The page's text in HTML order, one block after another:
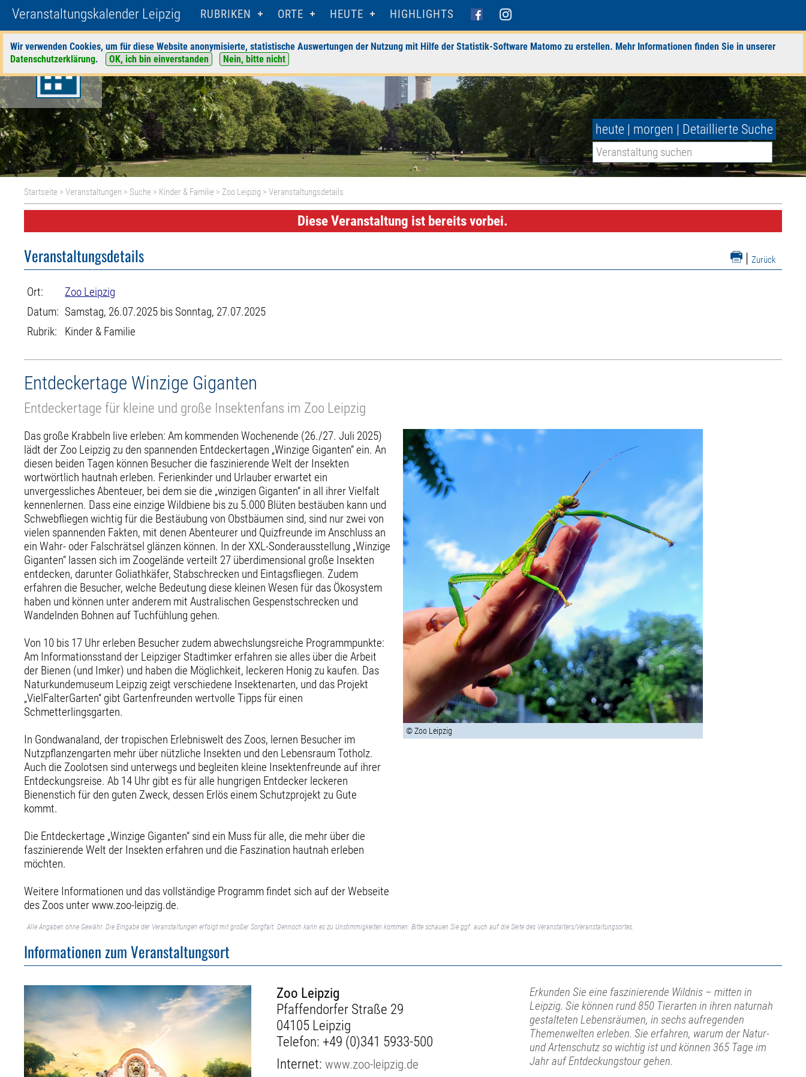
Veranstaltungskalender Leipzig RUBRIKEN ORTE HEUTE HIGHLIGHTS
Wir verwenden Cookies, um für diese Website anonymisierte, statistische Auswertungen der Nutzung mit Hilfe der Statistik-Software Matomo zu erstellen. Mehr Informationen finden Sie in unserer
Datenschutzerklärung. OK, ich bin einverstanden Nein, bitte nicht
heute | morgen | Detaillierte Suche
Startseite >Veranstaltungen > Suche > Kinder & Familie >Zoo Leipzig > Veranstaltungsdetails
Diese Veranstaltung ist bereits vorbei.
| Zurück
Veranstaltungsdetails
Ort:
Zoo Leipzig
Datum: Samstag, 26.07.2025 bis Sonntag, 27.07.2025
Rubrik:
Kinder & Familie
Entdeckertage Winzige Giganten
Entdeckertage für kleine und große Insektenfans im Zoo Leipzig
Das große Krabbeln live erleben: Am kommenden Wochenende (26./27. Juli 2025)
lädt der Zoo Leipzig zu den spannenden Entdeckertagen „Winzige Giganten“ ein. An
diesen beiden Tagen können Besucher die faszinierende Welt der Insekten
wortwörtlich hautnah erleben. Ferienkinder und Urlauber erwartet ein
unvergessliches Abenteuer, bei dem sie die „winzigen Giganten“ in all ihrer Vielfalt
kennenlernen. Dass eine einzige Wildbiene bis zu 5.000 Blüten bestäuben kann und
Schwebfliegen wichtig für die Bestäubung von Obstbäumen sind, sind nur zwei von
vielen spannenden Fakten, mit denen Abenteurer und Quizfreunde im Anschluss an
ein Wahr- oder Falschrätsel glänzen können. In der XXL-Sonderausstellung „Winzige
Giganten“ lassen sich im Zoogelände verteilt 27 überdimensional große Insekten
entdecken, darunter Goliathkäfer, Stabschrecken und Eintagsfliegen. Zudem
erfahren die Besucher, welche Bedeutung diese kleinen Wesen für das Ökosystem
haben und können unter anderem mit Australischen Gespenstschrecken und
Wandelnden Bohnen auf Tuchfühlung gehen.
Von 10 bis 17 Uhr erleben Besucher zudem abwechslungsreiche Programmpunkte:
Am Informationsstand der Leipziger Stadtimker erfahren sie alles über die Arbeit
der Bienen (und Imker) und haben die Möglichkeit, leckeren Honig zu kaufen. Das
Naturkundemuseum Leipzig zeigt verschiedene Insektenarten, und das Projekt
„VielFalterGarten“ gibt Gartenfreunden wertvolle Tipps für einen
Schmetterlingsgarten.
In Gondwanaland, der tropischen Erlebniswelt des Zoos, lernen Besucher im
Nutzpflanzengarten mehr über nützliche Insekten und den Lebensraum Totholz.
Auch die Zoolotsen sind unterwegs und begleiten kleine Insektenfreunde auf ihrer
Entdeckungsreise. Ab 14 Uhr gibt es für alle hungrigen Entdecker leckeren
Bienenstich für den guten Zweck, dessen Erlös einem Schutzprojekt zu Gute
kommt.
Die Entdeckertage „Winzige Giganten“ sind ein Muss für alle, die mehr über die
faszinierende Welt der Insekten erfahren und die Faszination hautnah erleben
möchten.
Weitere Informationen und das vollständige Programm findet sich auf der Webseite
des Zoos unter www.zoo-leipzig.de.
© Zoo Leipzig
Alle Angaben ohne Gewähr. Die Eingabe der Veranstaltungen erfolgt mit großer Sorgfalt. Dennoch kann es zu Unstimmigkeiten kommen. Bitte schauen Sie ggf. auch auf die Seite des Veranstalters/Veranstaltungsortes.
Informationen zum Veranstaltungsort
Zoo Leipzig
Pfaffendorfer Straße 29
04105 Leipzig
Telefon: +49 (0)341 5933-500
Internet:www.zoo-leipzig.de
Erkunden Sie eine faszinierende Wildnis – mitten in
Leipzig. Sie können rund 850 Tierarten in ihren naturnah
gestalteten Lebensräumen, in sechs aufregenden
Themenwelten erleben. Sie erfahren, warum der Natur-
und Artenschutz so wichtig ist und können 365 Tage im
Jahr auf Entdeckungstour gehen.